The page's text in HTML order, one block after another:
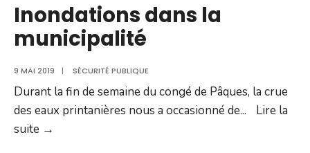
Inondations dans la
municipalité
9 MAI 2019 | SÉCURITÉ PUBLIQUE
Durant la fin de semaine du congé de Pâques, la crue
des eaux printanières nous a occasionné de...
Lire la
suite →